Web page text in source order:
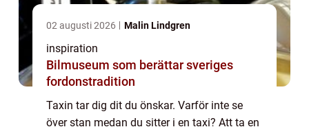
02 augusti 2026 Malin Lindgren
inspiration
Bilmuseum som berättar sveriges
fordonstradition
Taxin tar dig dit du önskar. Varför inte se
över stan medan du sitter i en taxi? Att ta en